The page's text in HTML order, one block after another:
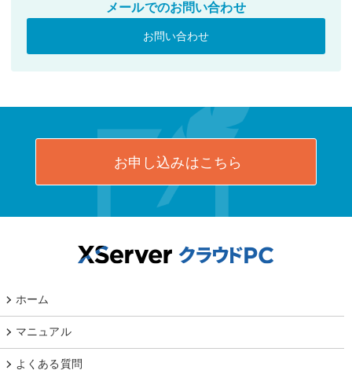
メールでのお問い合わせ
お問い合わせ
お申し込みはこちら
ホーム
マニュアル
よくある質問